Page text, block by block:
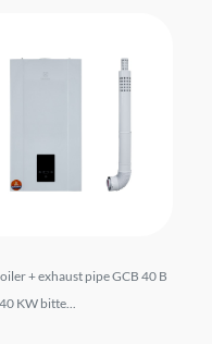
+ exhaust pipe GCB 40 B
KW bitte...